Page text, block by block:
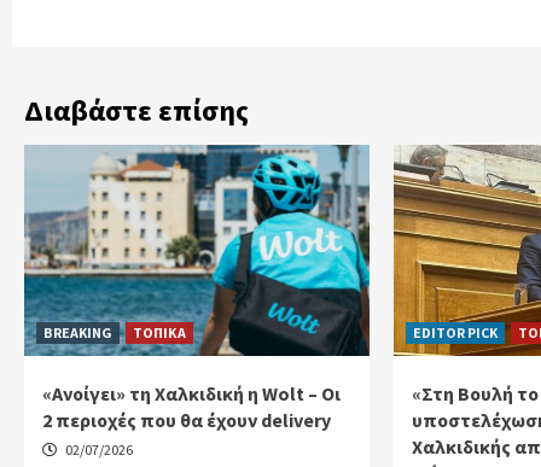
Διαβάστε επίσης
BREAKING ΤΟΠΙΚΑ
«Ανοίγει» τη Χαλκιδική η Wolt – Οι
2 περιοχές που θα έχουν delivery
02/07/2026
EDITOR PICK
«Στη Βουλή
Χαλκιδικής